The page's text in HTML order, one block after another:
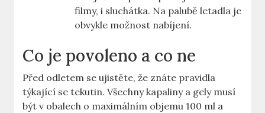
filmy, i sluchátka. Na palubě letadla je
obvykle možnost nabíjení.
Co je povoleno a co ne
Před odletem se ujistěte, že znáte pravidla
týkající se tekutin. Všechny kapaliny a gely musí
být v obalech o maximálním objemu 100 ml a